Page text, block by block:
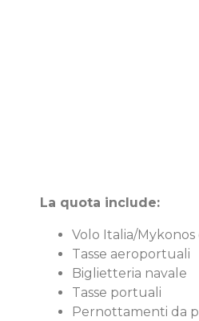
La quota include:
Volo Italia/Mykonos
Tasse aeroportuali
Biglietteria navale
Tasse portuali
Pernottamenti da